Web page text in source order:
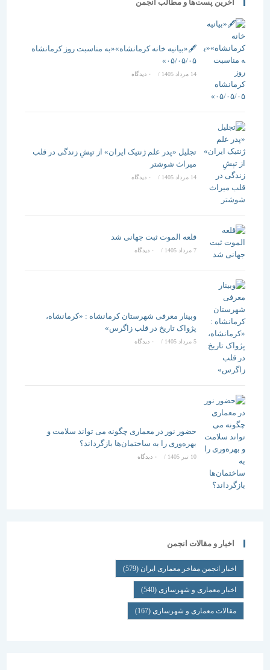
آخرین پست‌ها و مطالب انجمن
🖋️«بیانیه خانه کرمانشاه»«به مناسبت روز کرمانشاه
۰۵/۰۵/۰۵»
/ ۰ دیدگاه
تجلیل «پدر علم ژنتیک ایران» از تپشِ زندگی در قلب
میراث شوشتر
14 مرداد 1405 / ۰ دیدگاه
قلعه الموت ثبت جهانی شد
/ ۰ دیدگاه
وبینار معرفی شهرستان کرمانشاه : «کرمانشاه،
پژواک تاریخ در قلب زاگرس»
5 مرداد 1405 / ۰ دیدگاه
حضور نور در معماری چگونه می تواند سلامت و
بهره‌وری را به ساختمان‌ها بازگرداند؟
/ ۰ دیدگاه
اخبار و مقالات انجمن
اخبار انجمن مفاخر معماری ایران (579)
اخبار معماری و شهرسازی(540)
مقالات معماری و شهرسازی(167)